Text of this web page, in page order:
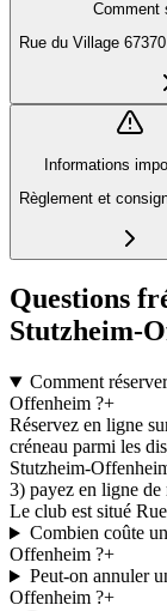
Comment
Rue du Village
Informations
Règlement et
Questions
Stutzheim-
Comment
Offenheim ?+
Réservez en ligne
créneau parmi les
Stutzheim-
3) payez en ligne de
Le club est situé
Combien coûte
Offenheim ?+
Peut-on annuler
Offenheim ?+